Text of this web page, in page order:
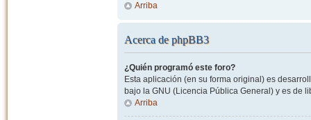
Arriba
Acerca de phpBB3
¿Quién programó este foro?
Esta aplicación (en su forma original) es
bajo la GNU (Licencia Pública General) y es de
Arriba